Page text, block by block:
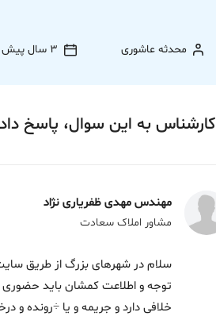
محدثه عاشوری 3 سال پیش
کارشناس به این سوال، پاسخ
مهندس مهدی ظفریاری نژاد
مشاور املاک سعادت
سلام در شهرهای بزرگ از طریق
توجه و اطلاعت کمشان باید
خلافی دارد و جریمه و یا ÷رونده